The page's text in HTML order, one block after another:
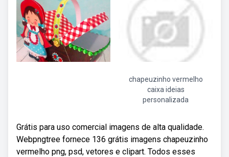
chapeuzinho vermelho
caixa ideias
personalizada
Grátis para uso comercial imagens de alta qualidade.
Webpngtree fornece 136 grátis imagens chapeuzinho
vermelho png, psd, vetores e clipart. Todos esses